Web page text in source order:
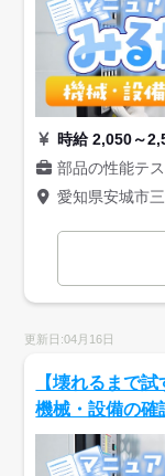
時給 2,050～
部品の性能テス
愛知県安城市
更新日:04月16日
【壊れるまで
機械・設備の